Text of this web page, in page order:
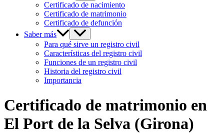
Certificado de nacimiento
Certificado de matrimonio
Certificado de defunción
Saber más
Para qué sirve un registro civil
Características del registro civil
Funciones de un registro civil
Historia del registro civil
Importancia
Certificado de matrimonio en
El Port de la Selva (Girona)